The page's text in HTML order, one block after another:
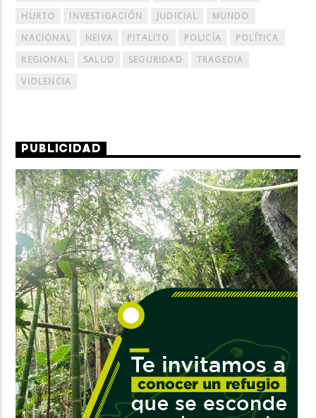
HURTO INVESTIGACIÓN JUDICIAL
MUNDO
NACIONAL
NEIVA PITALITO POLICÍA
POLÍTICA
REGIONAL
SALUD SEGURIDAD
TRAGEDIA
VIOLENCIA
PUBLICIDAD